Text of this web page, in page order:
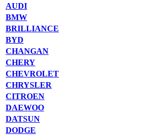
AUDI
BMW
BRILLIANCE
BYD
CHANGAN
CHERY
CHEVROLET
CHRYSLER
CITROEN
DAEWOO
DATSUN
DODGE